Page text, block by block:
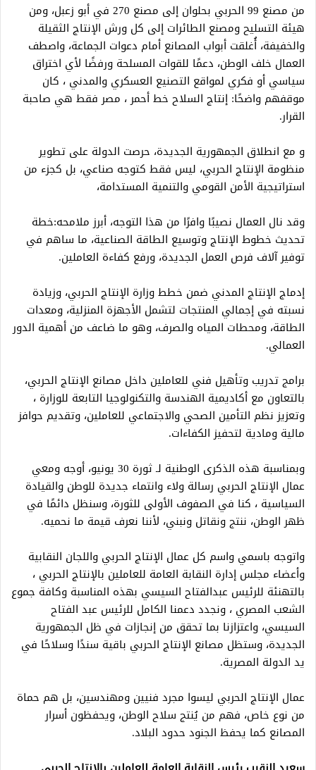
من مصنع 99 الحربي بحلوان إلى مصنع 270 في أبو زعبل، ومن
هيئة التسليح ومصنع الطائرات إلى كل ورش الإنتاج الثقيلة
والخفيفة، أُغلقت أبواب المصانع أمام دعوات الجماعة، واصطف
العمال خلف الوطن، دعمًا للقوات المسلحة ورفضًا لأي اختراق
سياسي أو فكري لمواقع التصنيع العسكري والمدني ، كان
موقفهم واضحًا: إنتاج السلاح خط أحمر ، مصر فقط هي صاحبة
القرار.
و مع انطلاق الجمهورية الجديدة، حرصت الدولة على تطوير
منظومة الإنتاج الحربي، ليس فقط كتوجه صناعي، بل كجزء من
استراتيجية الأمن القومي والتنمية المستدامة،
وقد نال العمال نصيبًا وافرًا من هذا التوجه، أبرز ملامحه:خطة
تحديث خطوط الإنتاج وتوسيع الطاقة الصناعية، ما ساهم في
توفير آلاف فرص العمل الجديدة، ورفع كفاءة العاملين.
إدماج الإنتاج المدني ضمن خطط وزارة الإنتاج الحربي، وزيادة
نسبته في إجمالي المنتجات لتشمل الأجهزة المنزلية، ومعدات
الطاقة، ومحطات المياه والصرف، وهو ما ضاعف من أهمية الدور
العمالي.
برامج تدريب وتأهيل فني للعاملين داخل مصانع الإنتاج الحربي،
بالتعاون مع أكاديمية الهندسة والتكنولوجيا التابعة للوزارة ،
وتعزيز نظم التأمين الصحي والاجتماعي للعاملين، وتقديم حوافز
مالية ومادية لتحفيز الكفاءات.
وبمناسبة هذه الذكرى الوطنية لـ ثورة 30 يونيو، أوجه ومعي
عمال الإنتاج الحربي رسالة ولاء وانتماء جديدة للوطن والقيادة
السياسية ، كنا في الصفوف الأولى للثورة، وسنظل دائمًا في
ظهر الوطن، ننتج ونقاتل ونبني، لأننا نعرف قيمة ما نحميه.
واتوجه باسمي واسم كل عمال الإنتاج الحربي واللجان النقابية
وأعضاء مجلس إدارة النقابة العامة للعاملين بالإنتاج الحربي ،
بالتهنئة للرئيس عبدالفتاح السيسي بهذه المناسبة وكافة جموع
الشعب المصري ، ونجدد دعمنا الكامل للرئيس عبد الفتاح
السيسي، واعتزازنا بما تحقق من إنجازات في ظل الجمهورية
الجديدة، وستظل مصانع الإنتاج الحربي باقية سندًا وسلاحًا في
يد الدولة المصرية.
عمال الإنتاج الحربي ليسوا مجرد فنيين ومهندسين، بل هم حماة
من نوع خاص، فهم من يُنتج سلاح الوطن، ويحفظون أسرار
المصانع كما يحفظ الجنود حدود البلاد.